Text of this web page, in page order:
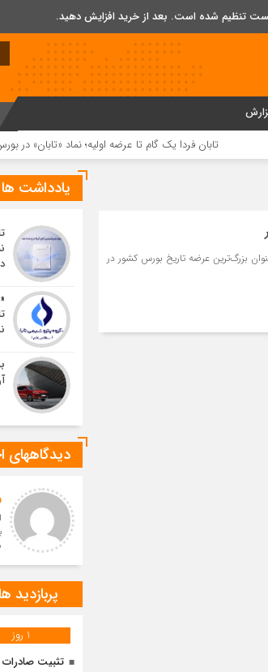
تنظیم شده است. بعد از خرید افزایش دهید.
فردا یک گام تا عرضه اولیه؛ نماد «تابان» در بورس تهران درج شد
به عنوان بزرگ‌ترین عرضه تاریخ بورس کشور در
یادداشت ها
دیدگاههای
پربازدید
1 روز
تثبیت